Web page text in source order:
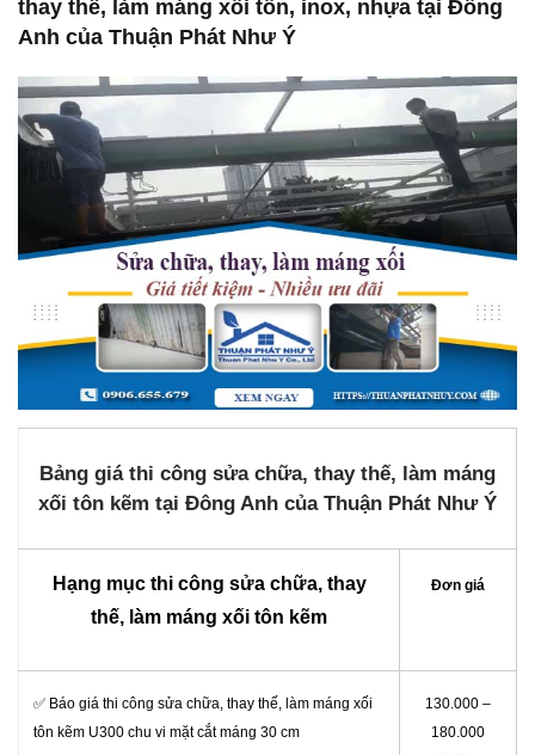
thay thế, làm máng xối tôn, inox, nhựa tại Đông
Anh của Thuận Phát Như Ý
Bảng giá thi công sửa chữa, thay thế, làm máng
xối tôn kẽm tại Đông Anh của Thuận Phát Như Ý
Hạng mục thi công sửa chữa, thay
thế, làm máng xối tôn kẽm
Đơn giá
✅ Báo giá thi công sửa chữa, thay thế, làm máng xối
tôn kẽm U300 chu vi mặt cắt máng 30 cm
130.000 –
180.000